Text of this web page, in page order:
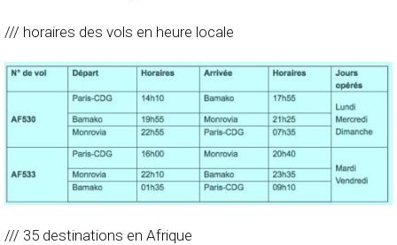
/// horaires des vols en heure locale
/// 35 destinations en Afrique